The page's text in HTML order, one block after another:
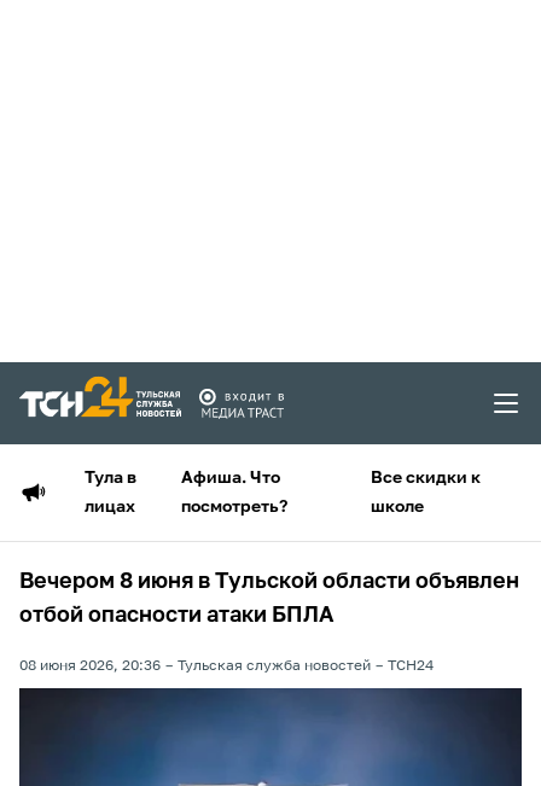
Тула в
лицах
Афиша. Что
посмотреть?
Все скидки к
школе
Вечером 8 июня в Тульской области объявлен
отбой опасности атаки БПЛА
08 июня 2026, 20:36 Тульская служба новостей ТСН24